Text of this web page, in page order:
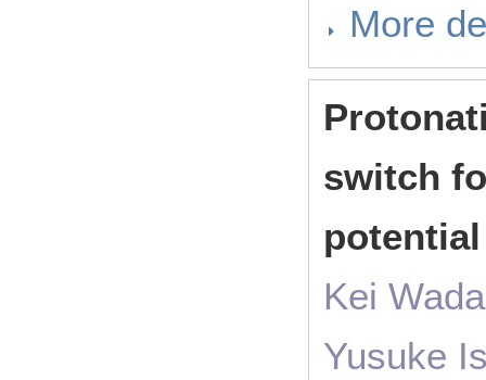
More
switch
Kei
Yusuke